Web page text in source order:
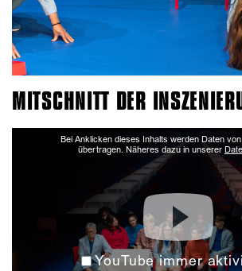
MITSCHNITT DER
Bei Anklicken dieses Inhalts werden Daten
übertragen. Näheres dazu in unserer
YouTube immer